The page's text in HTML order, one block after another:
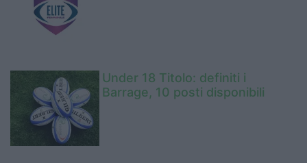
Under 18 Titolo: definiti i
Barrage, 10 posti disponibili